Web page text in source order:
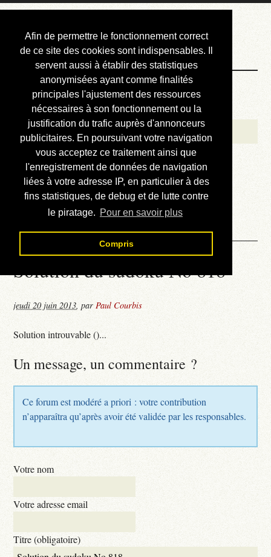
Afin de permettre le fonctionnement correct
de ce site des cookies sont indispensables. Il
servent aussi à établir des statistiques
anonymisées ayant comme finalités
principales l'ajustement des ressources
nécessaires à son fonctionnement ou la
justification du trafic auprès d'annonceurs
publicitaires. En poursuivant votre navigation
vous acceptez ce traitement ainsi que
l'enregistrement de données de navigation
liées à votre adresse IP, en particulier à des
fins statistiques, de debug et de lutte contre
le piratage. Pour en savoir plus
Compris
Courbis, « LE »
Blog Officiel
Bienvenue
Réalisations
Divers (et d’été)
Annonces
Liens externes
Téléchargement
Contact
Solution du sudoku No 818
jeudi 20 juin 2013,parPaul Courbis
Solution introuvable ()...
Un message, un commentaire ?
Ce forum est modéré a priori : votre contribution
n’apparaîtra qu’après avoir été validée par les responsables.
Votre nom
Votre adresse email
Titre (obligatoire)